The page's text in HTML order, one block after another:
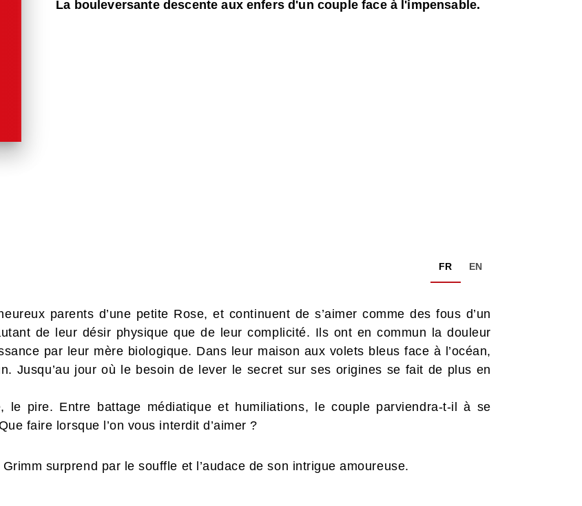
La bouleversante descente aux enfers d'un couple face à l'impensable.
FR EN
parents d’une petite Rose, et continuent de s’aimer comme des fous d’un
de leur désir physique que de leur complicité. Ils ont en commun la douleur
par leur mère biologique. Dans leur maison aux volets bleus face à l’océan,
Jusqu’au jour où le besoin de lever le secret sur ses origines se fait de plus en
le pire. Entre battage médiatique et humiliations, le couple parviendra-t-il à se
faire lorsque l’on vous interdit d’aimer ?
surprend par le souffle et l’audace de son intrigue amoureuse.